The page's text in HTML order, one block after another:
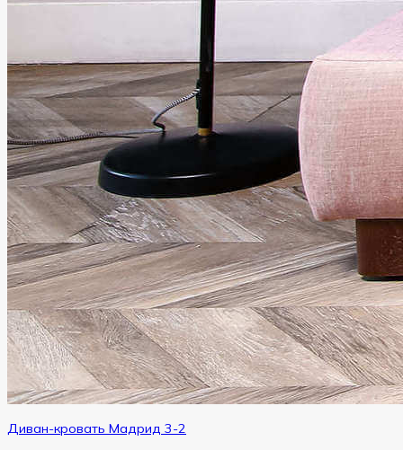
Диван-кровать Мадрид 3-2